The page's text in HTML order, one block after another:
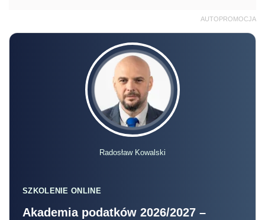
AUTOPROMOCJA
Radosław Kowalski
SZKOLENIE ONLINE
Akademia podatków 2026/2027 –